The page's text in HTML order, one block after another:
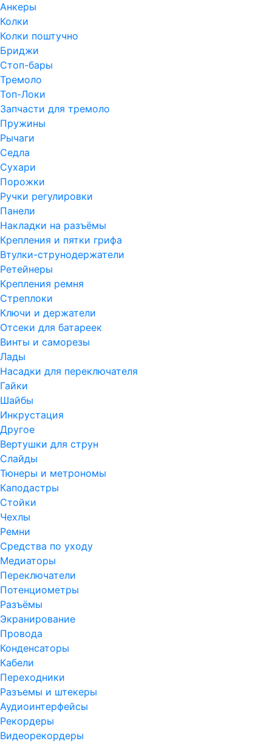
Анкеры
Колки
Колки поштучно
Бриджи
Стоп-бары
Тремоло
Топ-Локи
Запчасти для тремоло
Пружины
Рычаги
Седла
Сухари
Порожки
Ручки регулировки
Панели
Накладки на разъёмы
Крепления и пятки грифа
Втулки-струнодержатели
Ретейнеры
Крепления ремня
Стреплоки
Ключи и держатели
Отсеки для батареек
Винты и саморезы
Лады
Насадки для переключателя
Гайки
Шайбы
Инкрустация
Другое
Вертушки для струн
Слайды
Тюнеры и метрономы
Каподастры
Стойки
Чехлы
Ремни
Средства по уходу
Медиаторы
Переключатели
Потенциометры
Разъёмы
Экранирование
Провода
Конденсаторы
Кабели
Переходники
Разъемы и штекеры
Аудиоинтерфейсы
Рекордеры
Видеорекордеры